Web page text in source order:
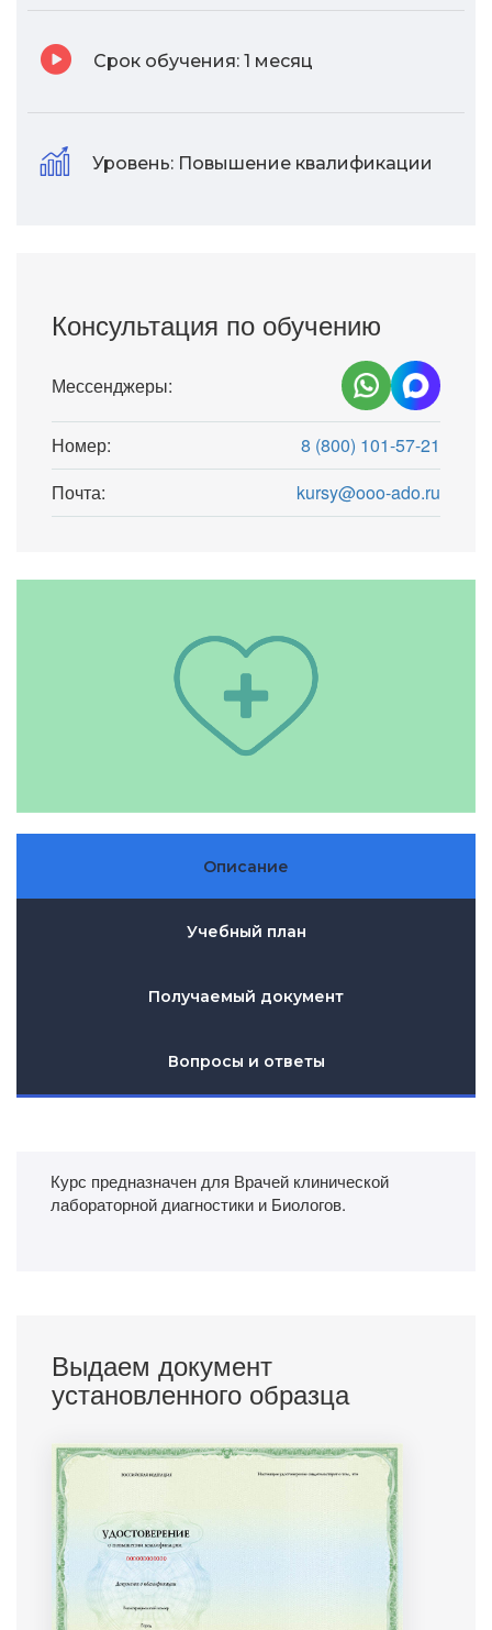
Срок обучения: 1 месяц
Уровень: Повышение квалификации
Консультация по обучению
Мессенджеры:
Номер:
8 (800) 101-57-21
Почта:
kursy@ooo-ado.ru
Описание
Учебный план
Получаемый документ
Вопросы и ответы
Курс предназначен для Врачей клинической
лабораторной диагностики и Биологов.
Выдаем документ
установленного образца